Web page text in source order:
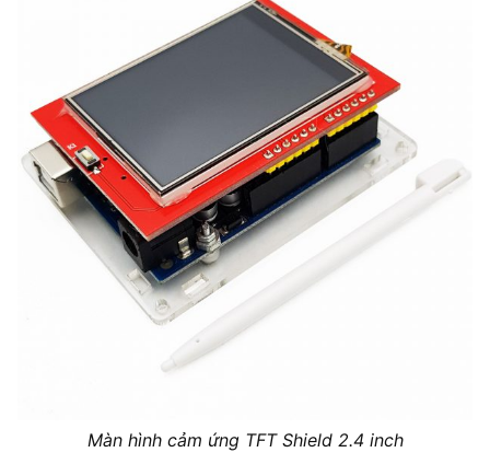
Màn hình cảm ứng TFT Shield 2.4 inch